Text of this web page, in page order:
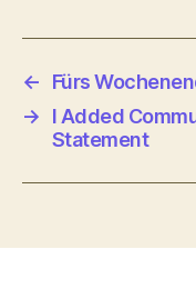
←
Fürs
→
I Added
Statement